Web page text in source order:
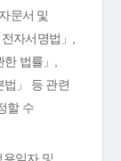
문서 및
자서명법」,
법률」,
법」 등 관련
할 수